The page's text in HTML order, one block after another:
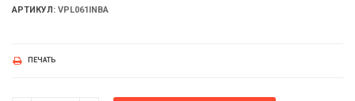
АРТИКУЛ: VPL061INBA
ПЕЧАТЬ